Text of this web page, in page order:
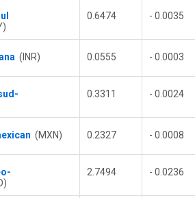
0.6474 - 0.0035
(INR) 0.0555 - 0.0003
0.3311 - 0.0024
(MXN) 0.2327 - 0.0008
2.7494 - 0.0236